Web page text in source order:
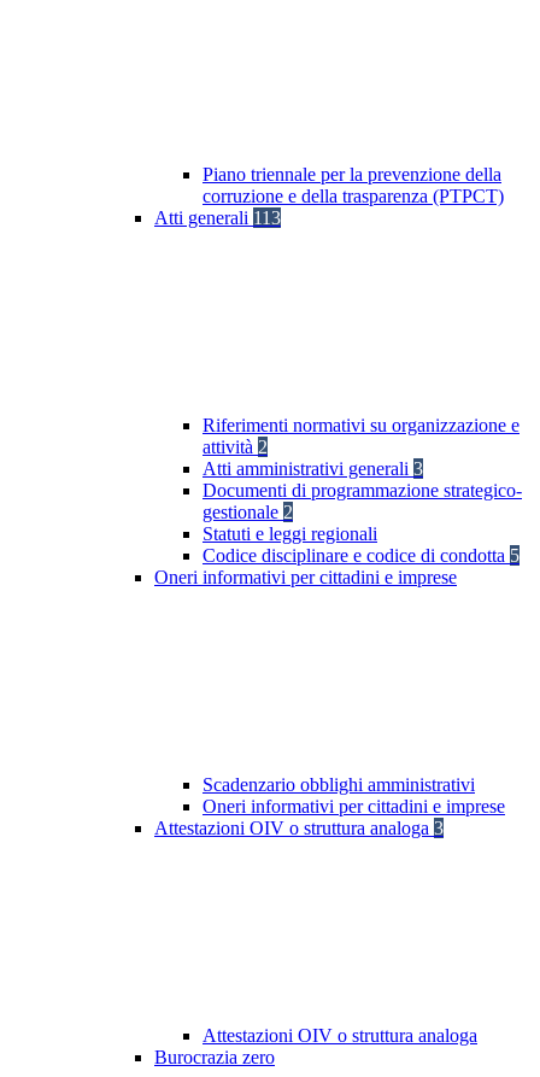
Piano triennale per la prevenzione della
corruzione e della trasparenza (PTPCT)
Atti generali 113
Riferimenti normativi su organizzazione e
attività 2
Atti amministrativi generali 3
Documenti di programmazione strategico-
gestionale 2
Statuti e leggi regionali
Codice disciplinare e codice di condotta 5
Oneri informativi per cittadini e imprese
Scadenzario obblighi amministrativi
Oneri informativi per cittadini e imprese
Attestazioni OIV o struttura analoga 3
Attestazioni OIV o struttura analoga
Burocrazia zero